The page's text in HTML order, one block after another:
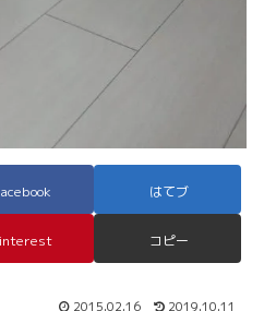
はてブ
コピー
2015.02.16 2019.10.11